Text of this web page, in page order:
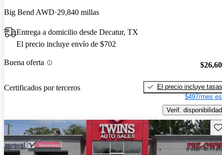
Big Bend AWD 29,840 millas
Entrega a domicilio desde Decatur, TX
El precio incluye envío de $702
Buena oferta
Certificados por terceros
El precio incluye tasas
$497/mes
Verif. disponibilidad